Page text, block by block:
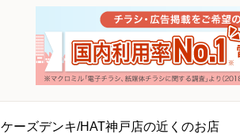
ケーズデンキ/HAT神戸店の近くのお店